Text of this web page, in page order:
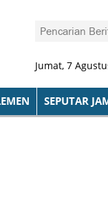
Jumat, 7
SEPUTAR